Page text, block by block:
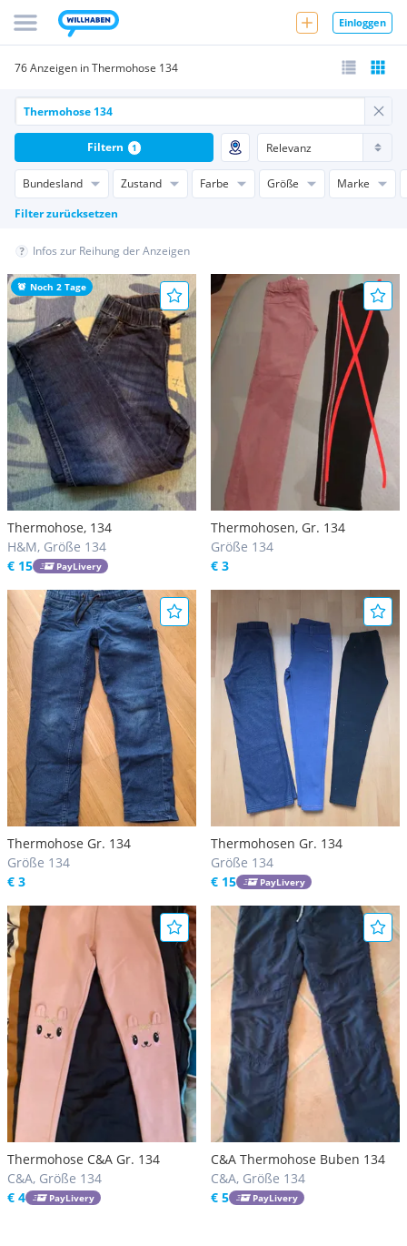
Einloggen
76 Anzeigen in Thermohose 134
Bundesland Zustand Farbe Größe
Marke
Filter zurücksetzen
Filtern 1
Infos zur Reihung der Anzeigen
Noch 2 Tage
Thermohose, 134
H&M, Größe 134
€ 15
PayLivery
Thermohosen, Gr. 134
Größe 134
€ 3
Thermohose Gr. 134
Größe 134
€ 3
Thermohosen Gr. 134
Größe 134
€ 15
PayLivery
Thermohose C&A Gr. 134
C&A, Größe 134
€ 4
PayLivery
C&A Thermohose Buben 134
C&A, Größe 134
€ 5
PayLivery